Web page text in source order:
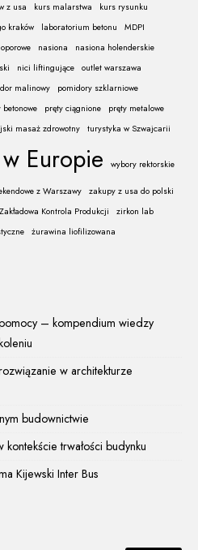
z usa kurs malarstwa
kurs rysunku
kraków
laboratorium betonu
MDPI
nasiona
nasiona holenderskie
nici liftingujące
outlet warszawa
malinowy
pomidory szklarniowe
pręty ciągnione
pręty metalowe
masaż zdrowotny turystyka w Szwajcarii
Europie wybory rektorskie
z Warszawy
zakupy z usa do polski
Zakładowa Kontrola Produkcji
zirkon lab
żurawina liofilizowana
– kompendium wiedzy
w architekturze
budownictwie
trwałości budynku
Kijewski Inter Bus